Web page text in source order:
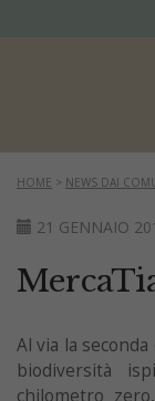
HOME > NEWS DAI
21 GENNAIO
Al via la
biodiversità
chilometro